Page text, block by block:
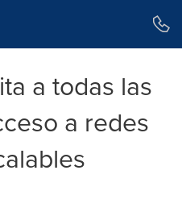
a todas las
a redes